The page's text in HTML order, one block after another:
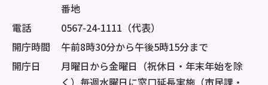
番地
電話
0567-24-1111（代表）
開庁時間
午前8時30分から午後5時15分まで
開庁日
月曜日から金曜日（祝休日・年末年始を除
く）毎週水曜日に窓口延長実施（市民課・